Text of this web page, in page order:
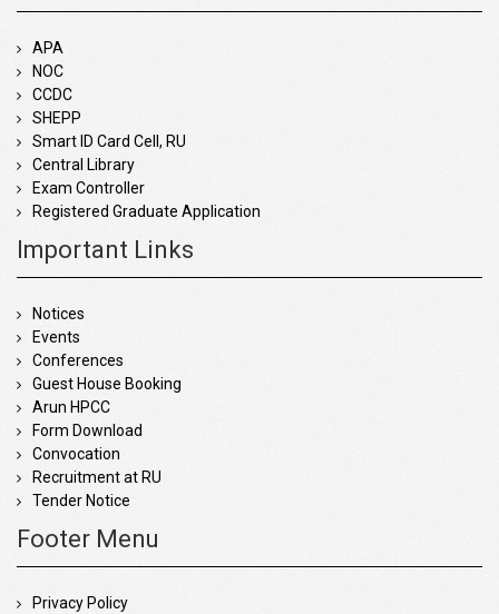
APA
NOC
CCDC
SHEPP
Smart ID Card Cell, RU
Central Library
Exam Controller
Registered Graduate Application
Important Links
Notices
Events
Conferences
Guest House Booking
Arun HPCC
Form Download
Convocation
Recruitment at RU
Tender Notice
Footer Menu
Privacy Policy